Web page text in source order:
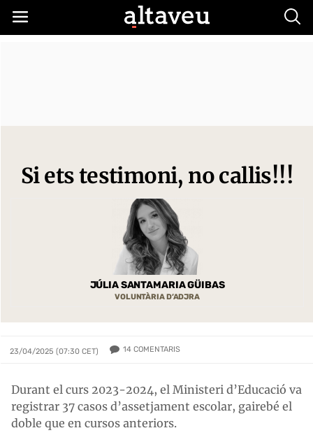
Si ets testimoni, no callis!!!
JÚLIA SANTAMARIA GÜIBAS
VOLUNTÀRIA D’ADJRA
23/04/2025 (07:30 CET) 14 COMENTARIS
Durant el curs 2023-2024, el Ministeri d’Educació va
registrar 37 casos d’assetjament escolar, gairebé el
doble que en cursos anteriors.